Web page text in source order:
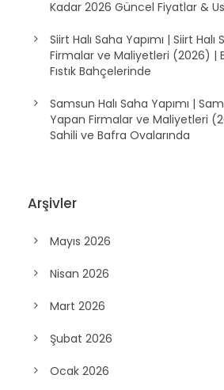
Kadar 2026 Güncel Fiyatlar &
Siirt Halı Saha Yapımı | Siirt
Firmalar ve Maliyetleri (2026) |
Fıstık Bahçelerinde
Samsun Halı Saha Yapımı |
Yapan Firmalar ve Maliyetleri
Sahili ve Bafra Ovalarında
Arşivler
Mayıs 2026
Nisan 2026
Mart 2026
Şubat 2026
Ocak 2026